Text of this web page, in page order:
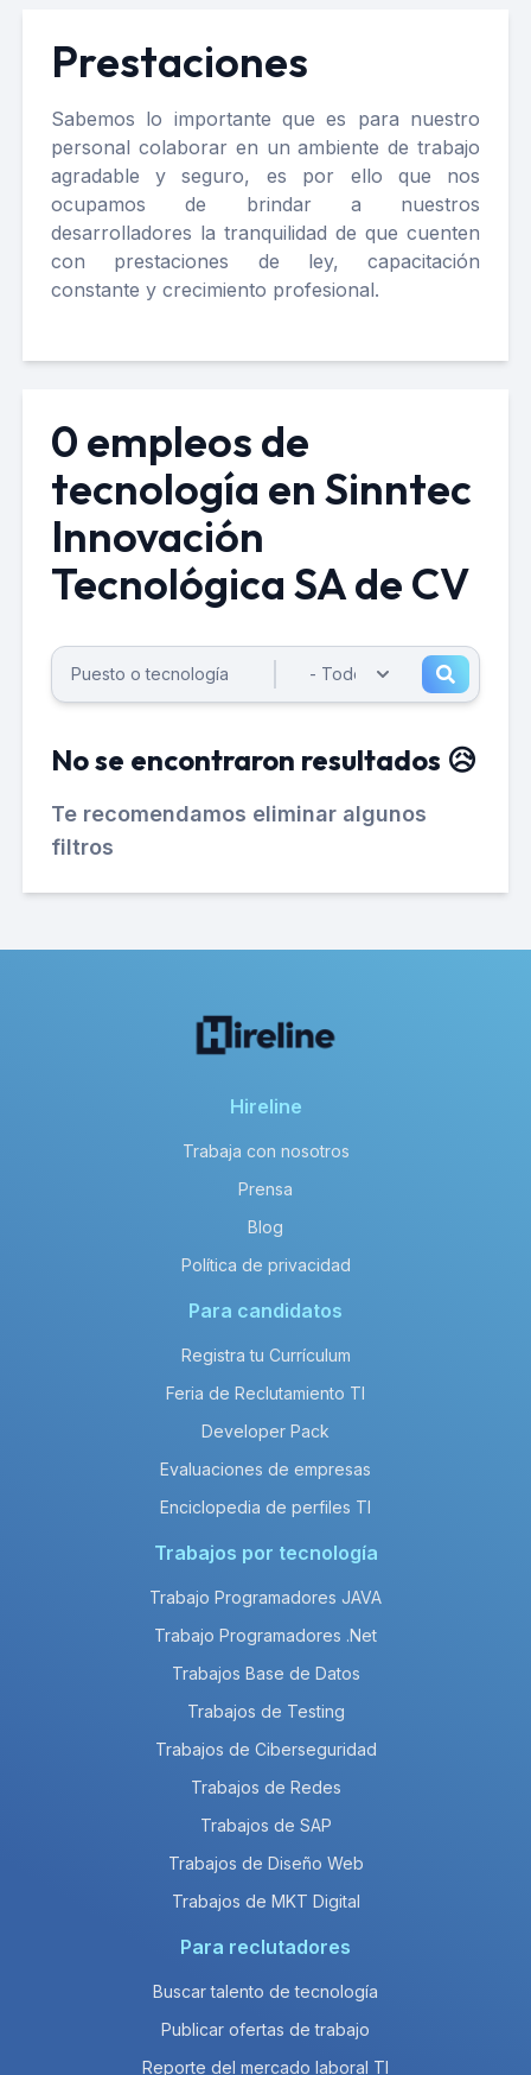
Prestaciones
Sabemos lo importante que es para nuestro
personal colaborar en un ambiente de trabajo
agradable y seguro, es por ello que nos
ocupamos de brindar a nuestros
desarrolladores la tranquilidad de que cuenten
con prestaciones de ley, capacitación
constante y crecimiento profesional.
0 empleos de
tecnología en Sinntec
Innovación
Tecnológica SA de CV
No se encontraron resultados 😥
Te recomendamos eliminar algunos
filtros
Hireline
Trabaja con nosotros
Prensa
Blog
Política de privacidad
Para candidatos
Registra tu Currículum
Feria de Reclutamiento TI
Developer Pack
Evaluaciones de empresas
Enciclopedia de perfiles TI
Trabajos por tecnología
Trabajo Programadores JAVA
Trabajo Programadores .Net
Trabajos Base de Datos
Trabajos de Testing
Trabajos de Ciberseguridad
Trabajos de Redes
Trabajos de SAP
Trabajos de Diseño Web
Trabajos de MKT Digital
Para reclutadores
Buscar talento de tecnología
Publicar ofertas de trabajo
Reporte del mercado laboral TI